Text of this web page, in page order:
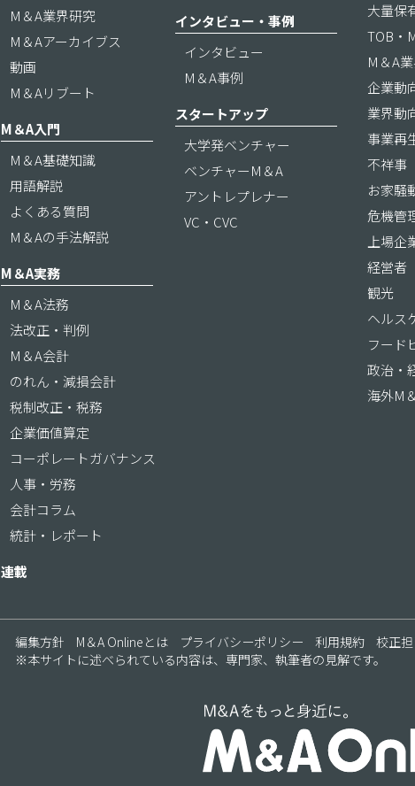
M＆A業界研究
M＆Aアーカイブス
動画
M＆Aリブート
M＆A入門
M＆A基礎知識
用語解説
よくある質問
M＆Aの手法解説
M＆A実務
M＆A法務
法改正・判例
M＆A会計
のれん・減損会計
税制改正・税務
企業価値算定
コーポレートガバナンス
人事・労務
会計コラム
統計・レポート
連載
インタビュー・事例
インタビュー
M＆A事例
スタートアップ
大学発ベンチャー
ベンチャーM＆A
アントレプレナー
VC・CVC
大量保
TOB・
M＆A
企業動
業界動
事業再
不祥事
お家騒
危機管
上場企
経営者
観光
ヘルス
フード
政治・
海外M
編集方針 M＆A Onlineとは プライバシーポリシー 利用規約 校正
※本サイトに述べられている内容は、専門家、執筆者の見解です。